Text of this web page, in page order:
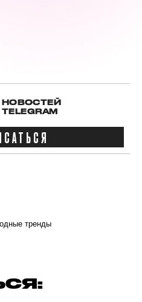
тренды